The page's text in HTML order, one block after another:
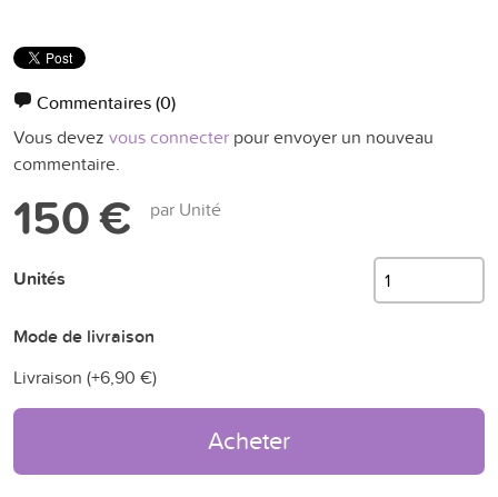
Commentaires(0)
Vous devez vous connecter pour envoyer un nouveau
commentaire.
150 € par Unité
Unités
Mode de livraison
Livraison (+6,90 €)
Acheter